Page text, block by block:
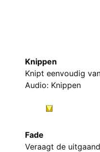
Knippen
Knipt eenvoudig
Audio: Knippen
Fade
Veraagt de